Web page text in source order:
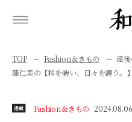
TOP Fashion＆きもの
産
藤仁美の【和を装い、日々を纏う。
連載 Fashion＆きもの 2024.08.06